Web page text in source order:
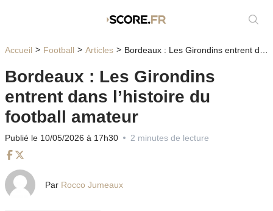
Accueil Football Articles Bordeaux : Les Girondins entrent dans l’histoire du football amateur
Bordeaux : Les Girondins
entrent dans l’histoire du
football amateur
Publié le 10/05/2026 à 17h30 2 minutes de lecture
Par Rocco Jumeaux